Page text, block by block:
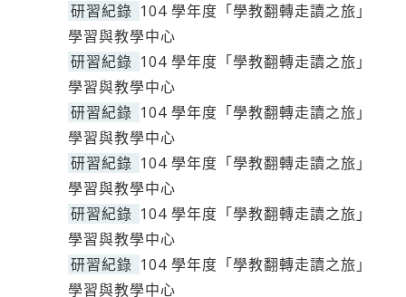
研習紀錄 104 學年度「學教翻轉走讀之旅」
學習與教學中心
研習紀錄 104 學年度「學教翻轉走讀之旅」
學習與教學中心
研習紀錄 104 學年度「學教翻轉走讀之旅」
學習與教學中心
研習紀錄 104 學年度「學教翻轉走讀之旅」
學習與教學中心
研習紀錄 104 學年度「學教翻轉走讀之旅」
學習與教學中心
研習紀錄 104 學年度「學教翻轉走讀之旅」
學習與教學中心